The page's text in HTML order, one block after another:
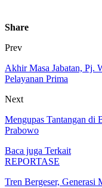
Share
Prev
Akhir Masa Jabatan, Pj.
Pelayanan Prima
Next
Mengupas Tantangan di
Prabowo
Baca juga Terkait
REPORTASE
Tren Bergeser,